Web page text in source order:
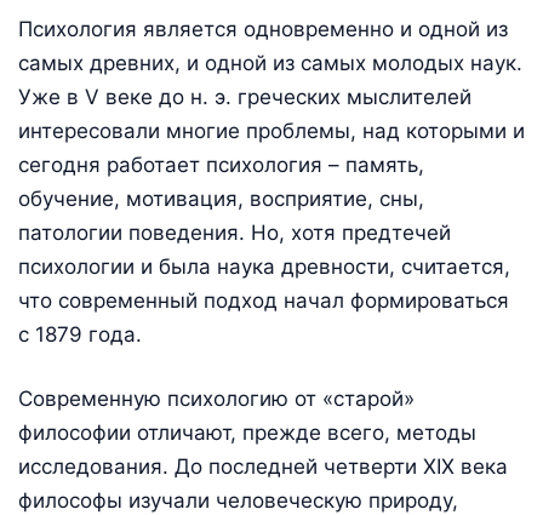
Психология является одновременно и одной из
самых древних, и одной из самых молодых наук.
Уже в V веке до н. э. греческих мыслителей
интересовали многие проблемы, над которыми и
сегодня работает психология – память,
обучение, мотивация, восприятие, сны,
патологии поведения. Но, хотя предтечей
психологии и была наука древности, считается,
что современный подход начал формироваться
с 1879 года.
Современную психологию от «старой»
философии отличают, прежде всего, методы
исследования. До последней четверти XIX века
философы изучали человеческую природу,